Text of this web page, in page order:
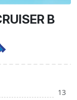
В
13